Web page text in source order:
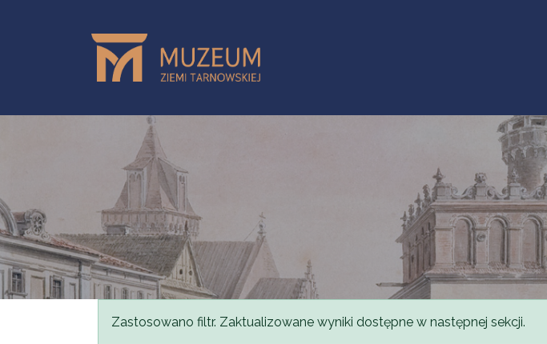
Komunikat
Zastosowano filtr. Zaktualizowane wyniki dostępne w następnej sekcji.